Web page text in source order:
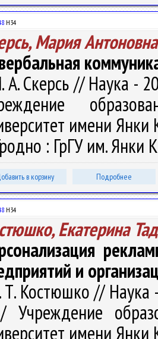
Н34
Мария Антоновна
Скерсь // Наука -
имени Янки
: ГрГУ им. Янки
в корзину Подробнее
Н34
Екатерина
и
Костюшко // Наука
имени Янки